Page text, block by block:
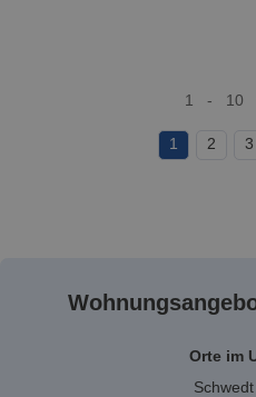
1 - 10
1 2 3
Orte im